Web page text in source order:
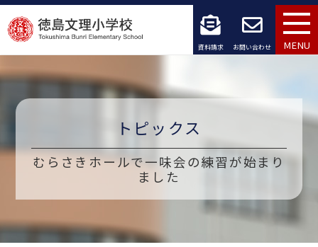
コ
ン
テ
へ
ッ
資料請求 お問い合わせ MENU
トピックス
むらさきホールで一味会の練習が始まり
ました